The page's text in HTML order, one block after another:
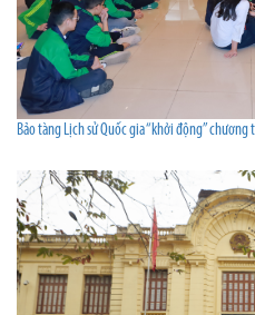
Bảo tàng Lịch sử Quốc gia “khởi động”